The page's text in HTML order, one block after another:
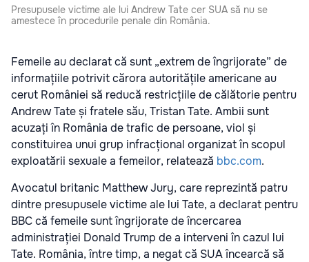
Presupusele victime ale lui Andrew Tate cer SUA să nu se
amestece în procedurile penale din România.
Femeile au declarat că sunt „extrem de îngrijorate” de
informațiile potrivit cărora autoritățile americane au
cerut României să reducă restricțiile de călătorie pentru
Andrew Tate și fratele său, Tristan Tate. Ambii sunt
acuzați în România de trafic de persoane, viol și
constituirea unui grup infracțional organizat în scopul
exploatării sexuale a femeilor, relatează bbc.com.
Avocatul britanic Matthew Jury, care reprezintă patru
dintre presupusele victime ale lui Tate, a declarat pentru
BBC că femeile sunt îngrijorate de încercarea
administrației Donald Trump de a interveni în cazul lui
Tate. România, între timp, a negat că SUA încearcă să